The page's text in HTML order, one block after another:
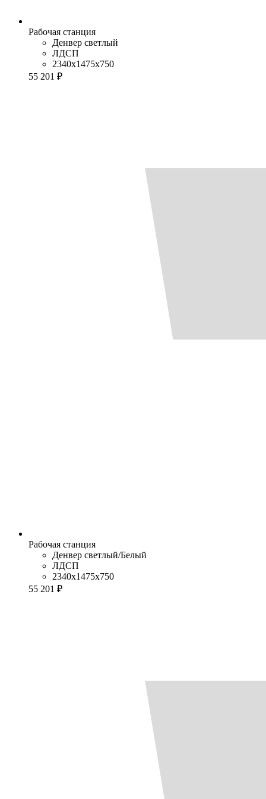
Рабочая станция
Денвер светлый
ЛДСП
2340x1475x750
55 201 ₽
Рабочая станция
Денвер светлый/Белый
ЛДСП
2340x1475x750
55 201 ₽